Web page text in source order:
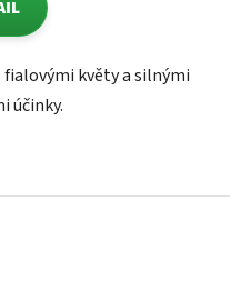
květy a silnými
účinky.